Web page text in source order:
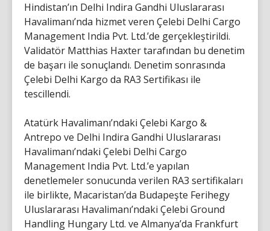
Hindistan’ın Delhi Indira Gandhi Uluslararası
Havalimanı’nda hizmet veren Çelebi Delhi Cargo
Management India Pvt. Ltd.’de gerçekleştirildi.
Validatör Matthias Haxter tarafından bu denetim
de başarı ile sonuçlandı. Denetim sonrasında
Çelebi Delhi Kargo da RA3 Sertifikası ile
tescillendi.
Atatürk Havalimanı’ndaki Çelebi Kargo &
Antrepo ve Delhi Indira Gandhi Uluslararası
Havalimanı’ndaki Çelebi Delhi Cargo
Management India Pvt. Ltd.’e yapılan
denetlemeler sonucunda verilen RA3 sertifikaları
ile birlikte, Macaristan’da Budapeşte Ferihegy
Uluslararası Havalimanı’ndaki Çelebi Ground
Handling Hungary Ltd. ve Almanya’da Frankfurt